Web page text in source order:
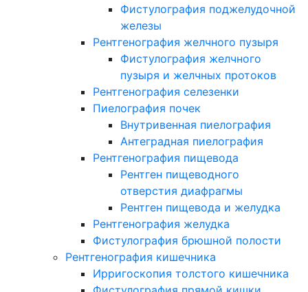
Фистулография поджелудочной
железы
Рентгенография желчного пузыря
Фистулография желчного
пузыря и желчных протоков
Рентгенография селезенки
Пиелография почек
Внутривенная пиелография
Антеградная пиелография
Рентгенография пищевода
Рентген пищеводного
отверстия диафрагмы
Рентген пищевода и желудка
Рентгенография желудка
Фистулография брюшной полости
Рентгенография кишечника
Ирригоскопия толстого кишечника